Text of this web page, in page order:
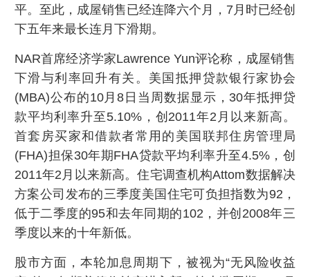
平。至此，成屋销售已经连降六个月，7月时已经创
下五年来最长连月下滑期。
NAR首席经济学家Lawrence Yun评论称，成屋销售
下滑与利率回升有关。美国抵押贷款银行家协会
(MBA)公布的10月8日当周数据显示，30年抵押贷
款平均利率升至5.10%，创2011年2月以来新高。
首套房买家和借款者常用的美国联邦住房管理局
(FHA)担保30年期FHA贷款平均利率升至4.5%，创
2011年2月以来新高。住宅调查机构Attom数据解决
方案公司发布的三季度美国住宅可负担指数为92，
低于二季度的95和去年同期的102，并创2008年三
季度以来的十年新低。
股市方面，本轮加息周期下，被视为“无风险收益